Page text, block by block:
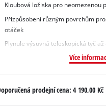
Kloubová ložiska pro neomezenou
Přizpůsobení různým povrchům
otáček
Plynule výsuvná teleskopická tyč až
Více
prodejní cena: 4 190,00 Kč